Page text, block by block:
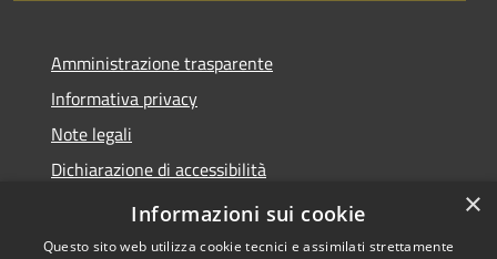
Amministrazione trasparente
Informativa privacy
Note legali
Dichiarazione di accessibilità
Privacy e protezione dei dati
×
Informazioni sui cookie
Questo sito web utilizza cookie tecnici e assimilati strettamente